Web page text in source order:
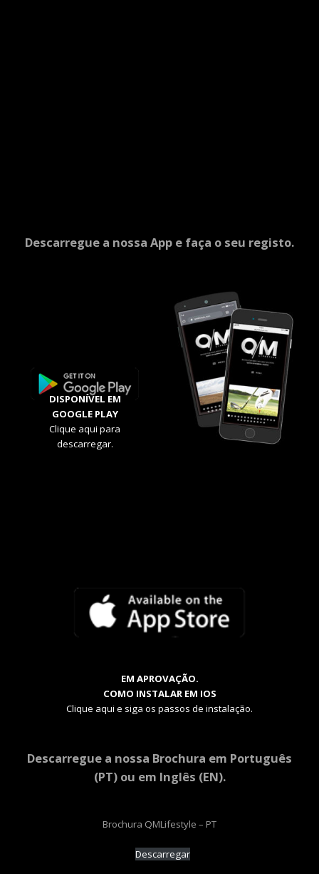
Descarregue a nossa App e faça o seu registo.
DISPONÍVEL EM
GOOGLE PLAY
Clique aqui para
descarregar.
EM APROVAÇÃO.
COMO INSTALAR EM IOS
Clique aqui e siga os passos de instalação.
Descarregue a nossa Brochura em Português
(PT) ou em Inglês (EN).
Brochura QMLifestyle – PT
Descarregar